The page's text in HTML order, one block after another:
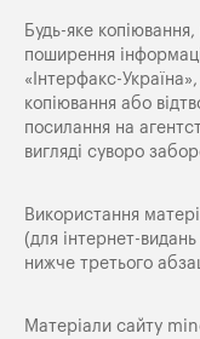
Будь-яке
поширення
«Iнтерфакс-
копіювання або
посилання на
вигляді суворо
Використання
(для інтернет-
нижче третього
Матеріали сайту